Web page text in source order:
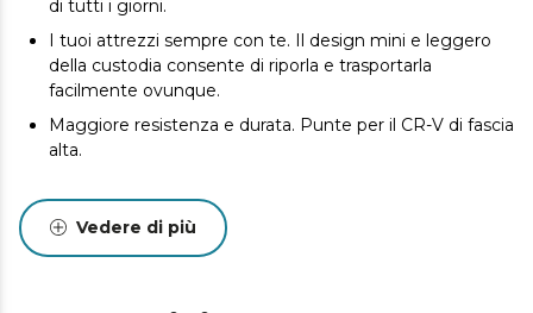
di tutti i giorni.
I tuoi attrezzi sempre con te. Il design mini e leggero
della custodia consente di riporla e trasportarla
facilmente ovunque.
Maggiore resistenza e durata. Punte per il CR-V di fascia
alta.
Vedere di più